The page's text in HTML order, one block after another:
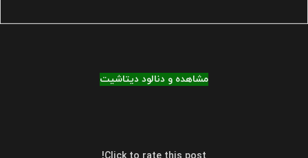
مشاهده و دنالود دیتاشیت